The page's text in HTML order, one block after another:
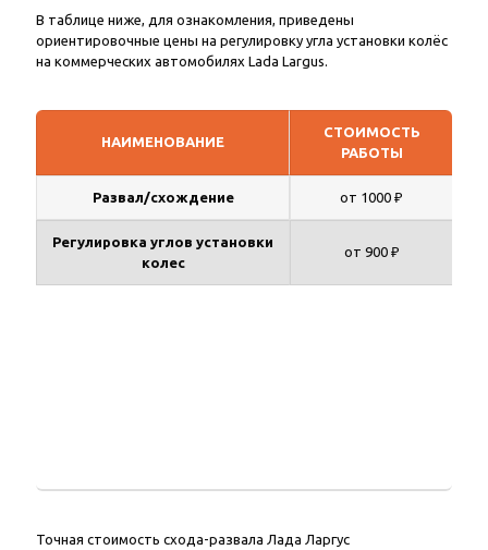
В таблице ниже, для ознакомления, приведены
ориентировочные цены на регулировку угла установки колёс
на коммерческих автомобилях Lada Largus.
НАИМЕНОВАНИЕ
СТОИМОСТЬ
РАБОТЫ
Развал/схождение от 1000 ₽
Регулировка углов установки
колес
от 900 ₽
Точная стоимость схода-развала Лада Ларгус